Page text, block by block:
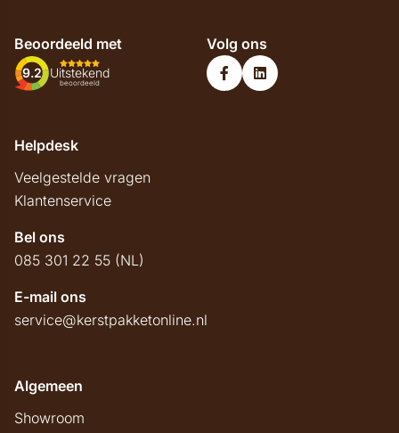
Beoordeeld met
9.2 Uitstekend
beoordeeld
Volg ons
Helpdesk
Veelgestelde vragen
Klantenservice
Bel ons
085 301 22 55 (NL)
E-mail ons
service@kerstpakketonline.nl
Algemeen
Showroom